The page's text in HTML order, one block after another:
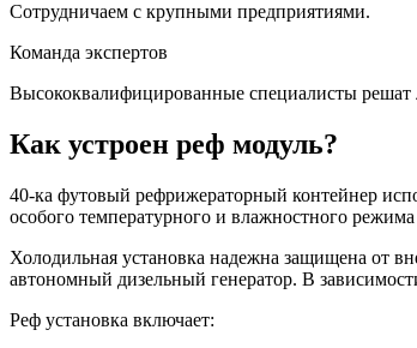
Сотрудничаем с крупными предприятиями.
Команда экспертов
Высококвалифицированные специалисты решат
Как устроен реф модуль?
40-ка футовый рефрижераторный контейнер
особого температурного и влажностного
Холодильная установка надежна защищена от
автономный дизельный генератор. В
Реф установка включает: